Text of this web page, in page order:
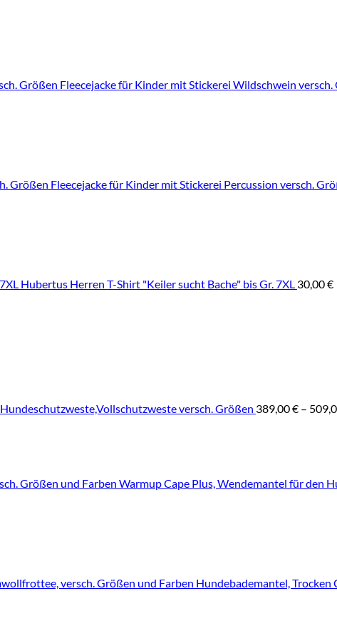
Fleecejacke für Kinder mit Stickerei Wildschwein versch.
Fleecejacke für Kinder mit Stickerei Percussion versch.
Hubertus Herren T-Shirt "Keiler sucht Bache" bis Gr. 7XL 30,00€
Hundeschutzweste,Vollschutzweste versch. Größen 389,00€ –
Warmup Cape Plus, Wendemantel für den
Hundebademantel, Trocken